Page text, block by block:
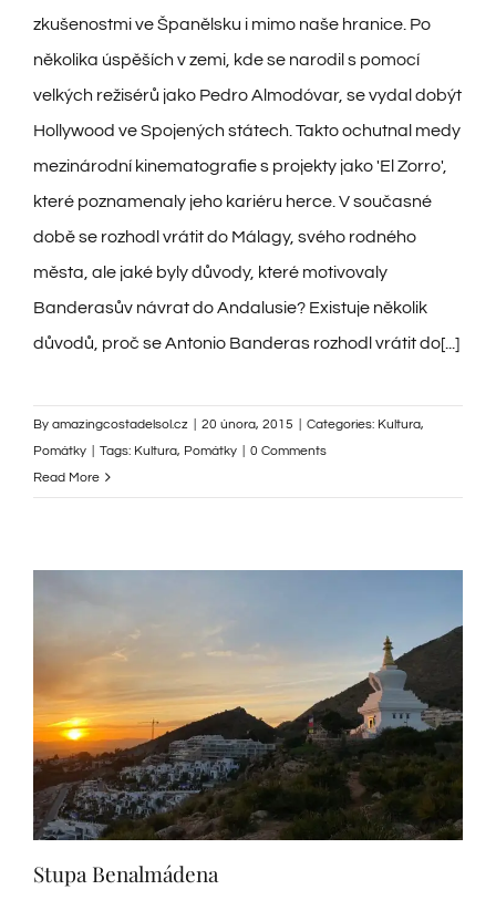
KONTAKT
zkušenostmi ve Španělsku i mimo naše hranice. Po
několika úspěších v zemi, kde se narodil s pomocí
velkých režisérů jako Pedro Almodóvar, se vydal dobýt
Hollywood ve Spojených státech. Takto ochutnal medy
mezinárodní kinematografie s projekty jako 'El Zorro',
které poznamenaly jeho kariéru herce. V současné
době se rozhodl vrátit do Málagy, svého rodného
města, ale jaké byly důvody, které motivovaly
Banderasův návrat do Andalusie? Existuje několik
důvodů, proč se Antonio Banderas rozhodl vrátit do[...]
By amazingcostadelsol.cz 20 února, 2015 Categories: Kultura,
Pomátky
Tags: Kultura, Pomátky
0 Comments
Read More
Stupa Benalmádena